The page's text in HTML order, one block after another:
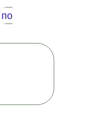
по